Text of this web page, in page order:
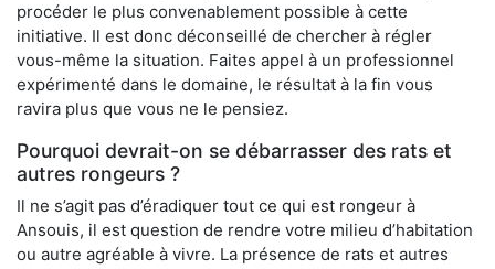
procéder le plus convenablement possible à cette
initiative. Il est donc déconseillé de chercher à régler
vous-même la situation. Faites appel à un professionnel
expérimenté dans le domaine, le résultat à la fin vous
ravira plus que vous ne le pensiez.
Pourquoi devrait-on se débarrasser des rats et
autres rongeurs ?
Il ne s’agit pas d’éradiquer tout ce qui est rongeur à
Ansouis, il est question de rendre votre milieu d’habitation
ou autre agréable à vivre. La présence de rats et autres